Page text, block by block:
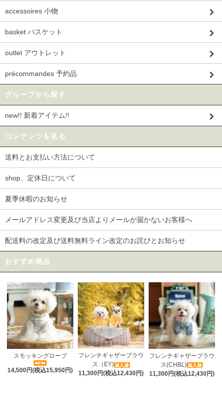
accessoires 小物
basket バスケット
outlet アウトレット
précommandes 予約品
グループから探す
new!! 新着アイテム!!
コンテンツを見る
送料とお支払い方法について
shop、定休日について
夏季休暇のお知らせ
メールアドレス変更及び当店よりメールが届かないお客様へ
配送料の改定及び送料無料ライン改定のお詫びとお知らせ
おすすめ商品
スモッキングローブ
14,500円(税込15,950円)
フレンチギャザーブラウ
ス（EY)
11,300円(税込12,430円)
フレンチギャザーブラウ
ス(CHBL)
11,300円(税込12,430円)